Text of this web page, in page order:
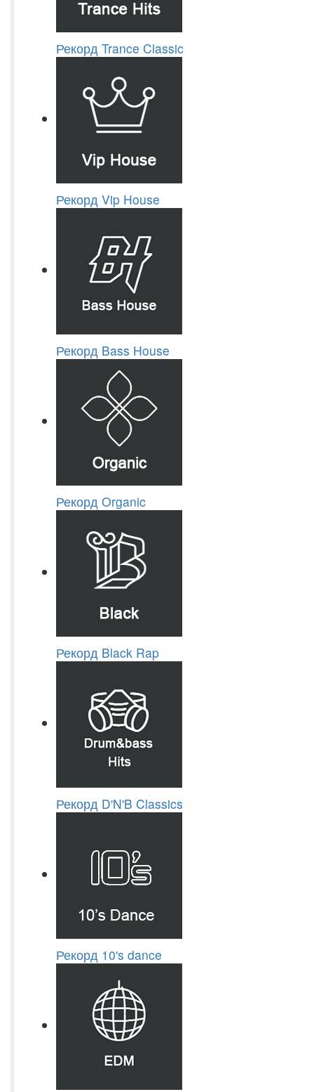
Рекорд Trance Classic
Рекорд Vip House
Рекорд Bass House
Рекорд Organic
Рекорд Black Rap
Рекорд D'N'B Classics
Рекорд 10's dance